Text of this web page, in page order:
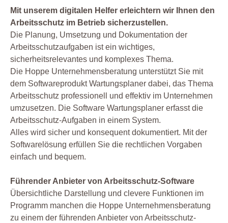
Mit unserem digitalen Helfer erleichtern wir Ihnen den
Arbeitsschutz im Betrieb sicherzustellen.
Die Planung, Umsetzung und Dokumentation der
Arbeitsschutzaufgaben ist ein wichtiges,
sicherheitsrelevantes und komplexes Thema.
Die Hoppe Unternehmensberatung unterstützt Sie mit
dem Softwareprodukt Wartungsplaner dabei, das Thema
Arbeitsschutz professionell und effektiv im Unternehmen
umzusetzen. Die Software Wartungsplaner erfasst die
Arbeitsschutz-Aufgaben in einem System.
Alles wird sicher und konsequent dokumentiert. Mit der
Softwarelösung erfüllen Sie die rechtlichen Vorgaben
einfach und bequem.
Führender Anbieter von Arbeitsschutz-Software
Übersichtliche Darstellung und clevere Funktionen im
Programm manchen die Hoppe Unternehmensberatung
zu einem der führenden Anbieter von Arbeitsschutz-